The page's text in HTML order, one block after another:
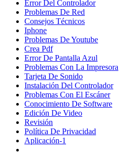
Error Del Controlador
Problemas De Red
Consejos Técnicos
Iphone
Problemas De Youtube
Crea Pdf
Error De Pantalla Azul
Problemas Con La Impresora
Tarjeta De Sonido
Instalación Del Controlador
Problemas Con El Escáner
Conocimiento De Software
Edición De Video
Revisión
Política De Privacidad
Aplicación-1